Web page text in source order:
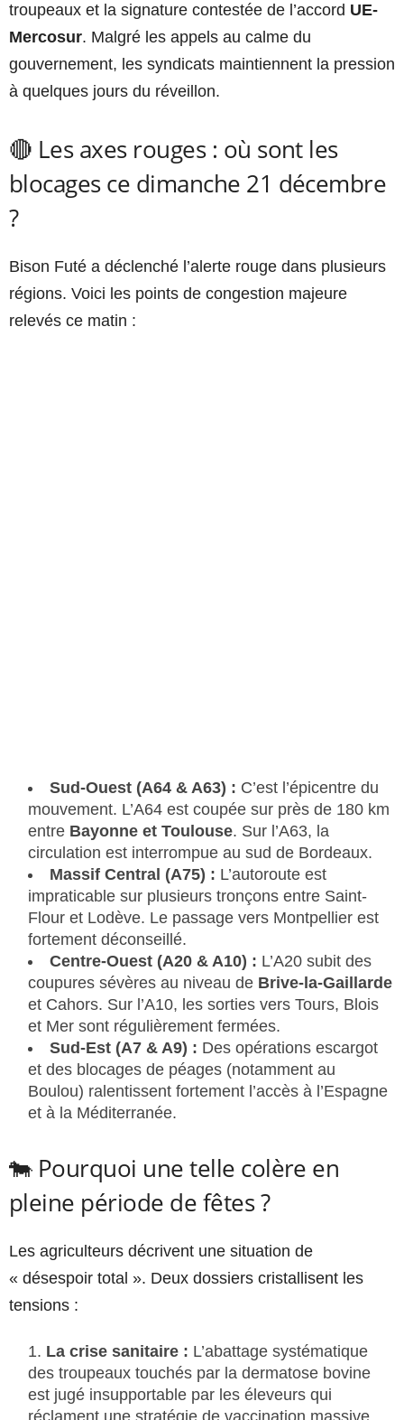
troupeaux et la signature contestée de l’accord UE-
Mercosur. Malgré les appels au calme du
gouvernement, les syndicats maintiennent la pression
à quelques jours du réveillon.
🔴 Les axes rouges : où sont les
blocages ce dimanche 21 décembre
?
Bison Futé a déclenché l’alerte rouge dans plusieurs
régions. Voici les points de congestion majeure
relevés ce matin :
Sud-Ouest (A64 & A63) : C’est l’épicentre du
mouvement. L’A64 est coupée sur près de 180 km
entre Bayonne et Toulouse. Sur l’A63, la
circulation est interrompue au sud de Bordeaux.
Massif Central (A75) : L’autoroute est
impraticable sur plusieurs tronçons entre Saint-
Flour et Lodève. Le passage vers Montpellier est
fortement déconseillé.
Centre-Ouest (A20 & A10) : L’A20 subit des
coupures sévères au niveau de Brive-la-Gaillarde
et Cahors. Sur l’A10, les sorties vers Tours, Blois
et Mer sont régulièrement fermées.
Sud-Est (A7 & A9) : Des opérations escargot
et des blocages de péages (notamment au
Boulou) ralentissent fortement l’accès à l’Espagne
et à la Méditerranée.
🐄 Pourquoi une telle colère en
pleine période de fêtes ?
Les agriculteurs décrivent une situation de
« désespoir total ». Deux dossiers cristallisent les
tensions :
La crise sanitaire : L’abattage systématique
des troupeaux touchés par la dermatose bovine
est jugé insupportable par les éleveurs qui
réclament une stratégie de vaccination massive